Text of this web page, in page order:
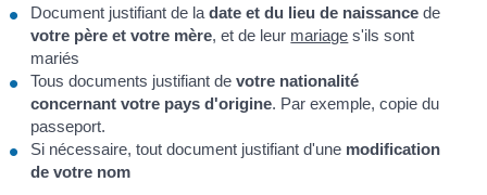
Document justifiant de ladate et du lieu de naissance de
votre père et votre mère, et de leur mariage s'ils sont
mariés
Tous documents justifiant devotre nationalité
concernant votre pays d'origine. Par exemple, copie du
passeport.
Si nécessaire, tout document justifiant d'une modification
de votre nom